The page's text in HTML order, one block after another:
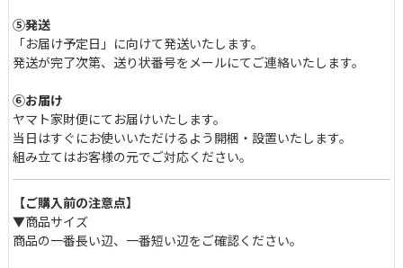
わず快適にご使用いただけます。世界最高水準の安全性を証明する
「OEKO-TEX®︎」認証。
⑤発送
「お届け予定日」に向けて発送いたします。
発送が完了次第、送り状番号をメールにてご連絡いたします。
⑥お届け
ヤマト家財便にてお届けいたします。
当日はすぐにお使いいただけるよう開梱・設置いたします。
組み立てはお客様の元でご対応ください。
【ご購入前の注意点】
▼商品サイズ
商品の一番長い辺、一番短い辺をご確認ください。